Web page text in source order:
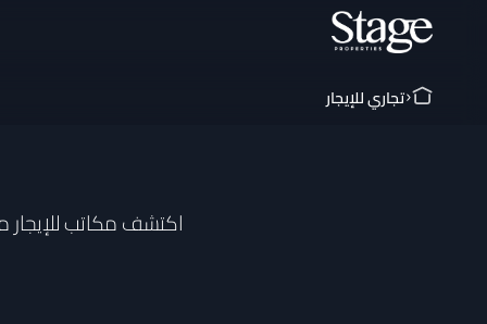
تجاري للإيجار
اكتشف مكاتب للإيجار